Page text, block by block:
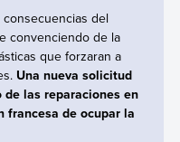
del
convenciendo de la
que forzaran a
Una nueva solicitud
las reparaciones en
francesa de ocupar la